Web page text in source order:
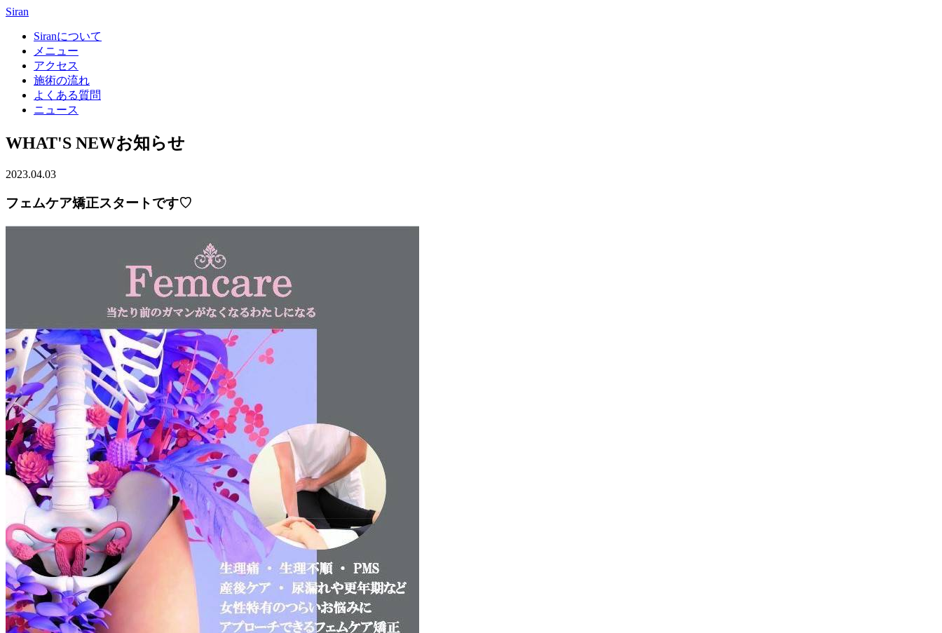
Siran
Siranについて
メニュー
アクセス
施術の流れ
よくある質問
ニュース
WHAT'S NEWお知らせ
2023.04.03
フェムケア矯正スタートです♡